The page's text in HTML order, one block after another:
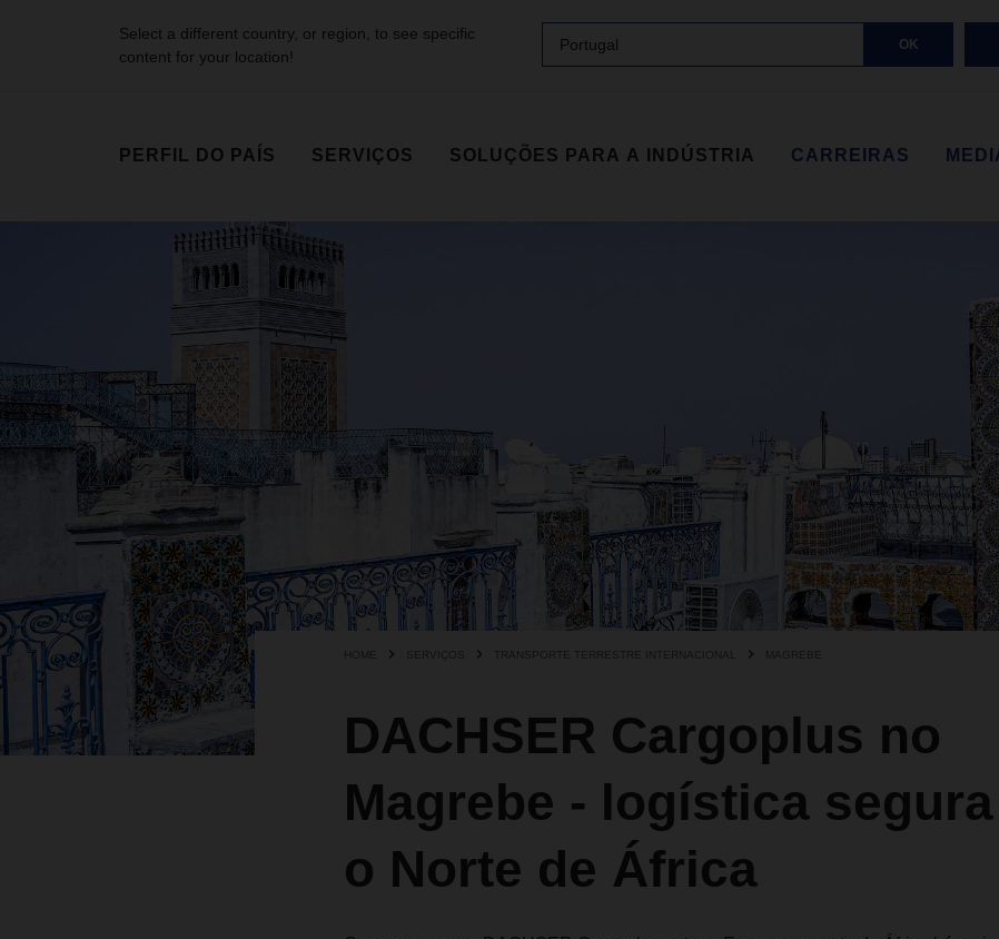
Select a different country, or region, to see specific
content for your location!
Portugal OK
PERFIL DO PAÍS SERVIÇOS SOLUÇÕES PARA A INDÚSTRIA CARREIRAS
HOME SERVIÇOS TRANSPORTE TERRESTRE INTERNACIONAL MAGREBE
DACHSER Cargoplus no
Magrebe - logística
o Norte de África